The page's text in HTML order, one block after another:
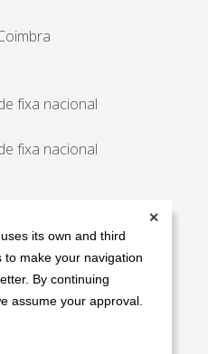
its own and third
to make your navigation
By continuing
assume your approval.
✕
fixa nacional
fixa nacional